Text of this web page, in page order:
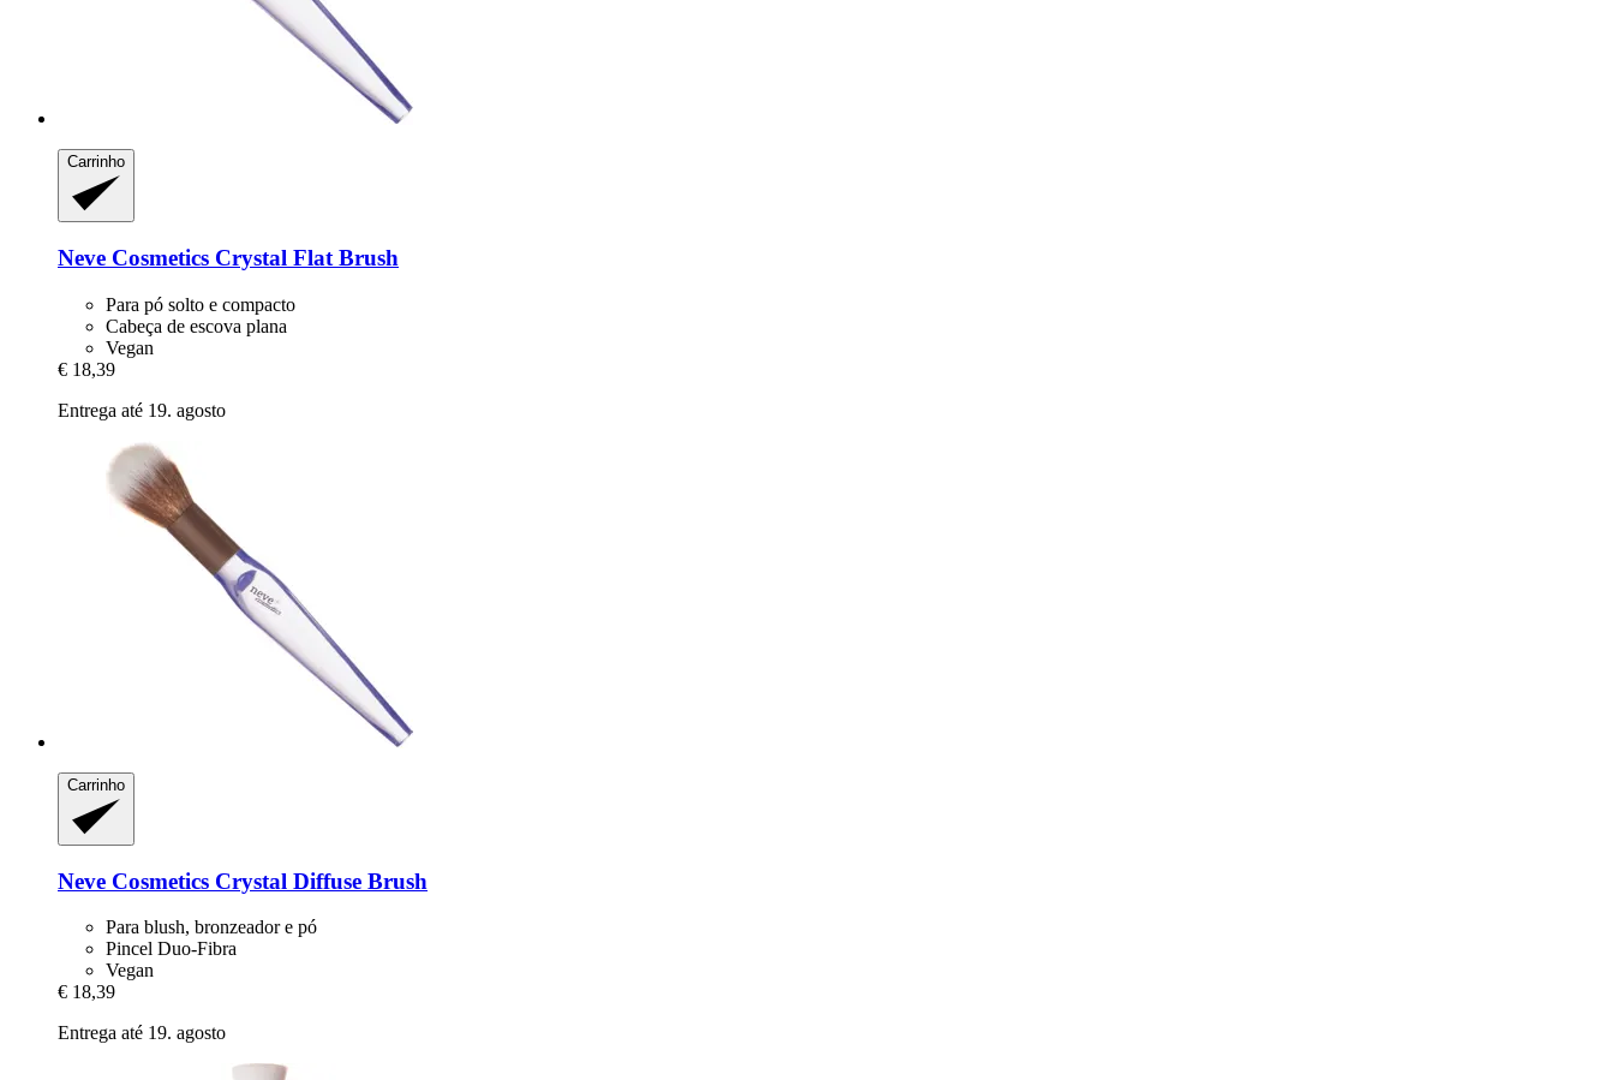
Carrinho
Neve Cosmetics Crystal Flat Brush
Para pó solto e compacto
Cabeça de escova plana
Vegan
€ 18,39
Entrega até 19. agosto
Carrinho
Neve Cosmetics Crystal Diffuse Brush
Para blush, bronzeador e pó
Pincel Duo-Fibra
Vegan
€ 18,39
Entrega até 19. agosto